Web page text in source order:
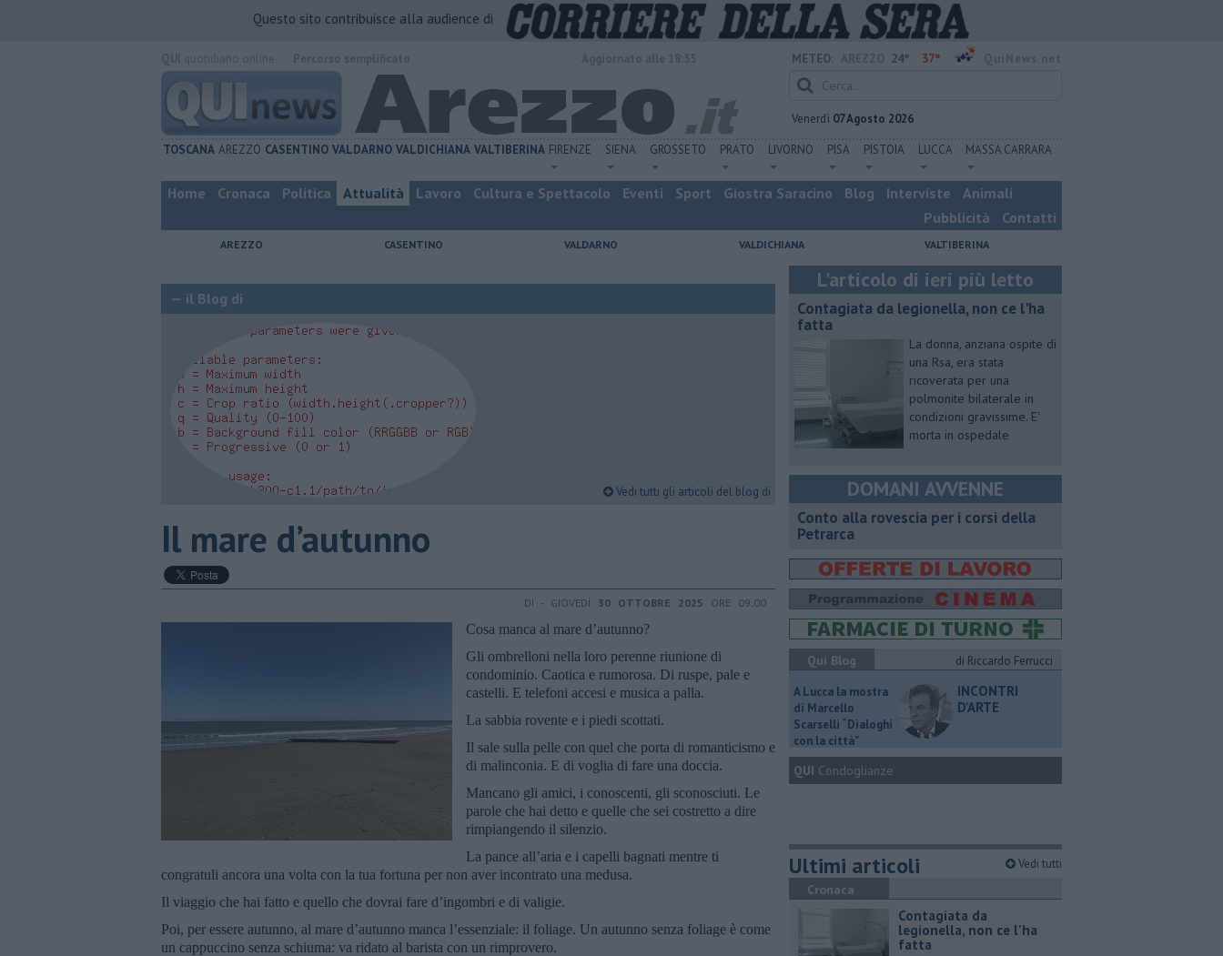
Questo sito contribuisce alla audience di
METEO: 24° 37°
Venerdì 07 Agosto 2026
TOSCANA AREZZO CASENTINO VALDARNO VALDICHIANA VALTIBERINA FIRENZE SIENA GROSSETO PRATO LIVORNO PISA PISTOIA LUCCA MASSA CARRARA
Home Cronaca Politica Attualità Lavoro Cultura e Spettacolo Eventi Sport Giostra Saracino Blog Interviste
Animali
Pubblicità
Contatti
AREZZO CASENTINO VALDARNO VALDICHIANA VALTIBERINA
— il Blog di
Vedi tutti gli articoli del blog di
​Il mare d’autunno
DI - GIOVEDÌ 30 OTTOBRE 2025 ORE 09:00
Cosa manca al mare d’autunno?
Gli ombrelloni nella loro perenne riunione di
condominio. Caotica e rumorosa. Di ruspe, pale e
castelli. E telefoni accesi e musica a palla.
La sabbia rovente e i piedi scottati.
Il sale sulla pelle con quel che porta di romanticismo e
di malinconia. E di voglia di fare una doccia.
Mancano gli amici, i conoscenti, gli sconosciuti. Le
parole che hai detto e quelle che sei costretto a dire
rimpiangendo il silenzio.
La pance all’aria e i capelli bagnati mentre ti
congratuli ancora una volta con la tua fortuna per non aver incontrato una medusa.
Il viaggio che hai fatto e quello che dovrai fare d’ingombri e di valigie.
Poi, per essere autunno, al mare d’autunno manca l’essenziale: il foliage. Un autunno senza foliage è come
un cappuccino senza schiuma: va ridato al barista con un rimprovero.
L'articolo di ieri più letto
Contagiata da legionella, non ce l'ha
fatta
La donna, anziana ospite di
una Rsa, era stata
ricoverata per una
polmonite bilaterale in
condizioni gravissime. E'
morta in ospedale
DOMANI AVVENNE
​Conto alla rovescia per i corsi della
Petrarca
Qui Blog
di Riccardo Ferrucci
A Lucca la mostra
di Marcello
Scarselli “Dialoghi
con la città"
INCONTRI
D'ARTE
QUI Condoglianze
Ultimi articoli Vedi tutti
Cronaca
Contagiata da
legionella, non ce l'ha
fatta